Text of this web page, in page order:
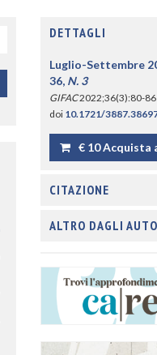
DETTAGLI
Luglio-Settembre
36, N. 3
GIFAC2022;36(3):80-86
doi 10.1721/
€ 10 Acquista
CITAZIONE
ALTRO DAGLI